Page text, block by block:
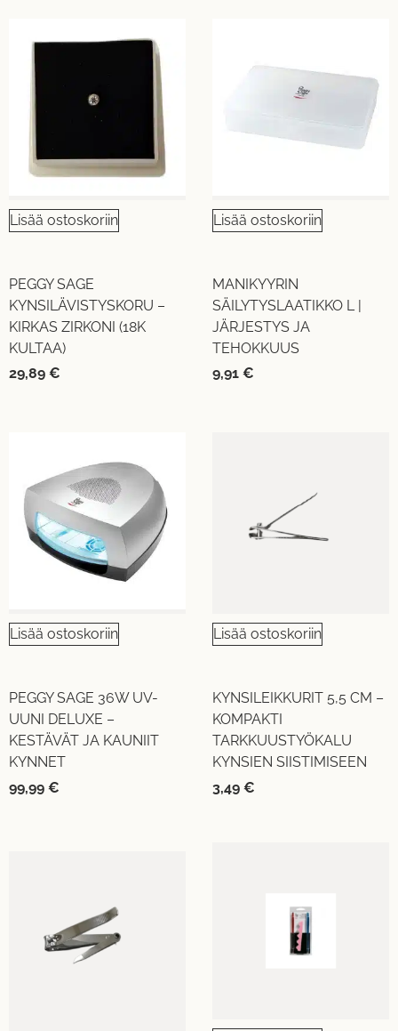
Lisää ostoskoriin
PEGGY SAGE
KYNSILÄVISTYSKORU –
KIRKAS ZIRKONI (18K
KULTAA)
29,89 €
Lisää ostoskoriin
MANIKYYRIN
SÄILYTYSLAATIKKO L |
JÄRJESTYS JA
TEHOKKUUS
9,91 €
Lisää ostoskoriin
PEGGY SAGE 36W UV-
UUNI DELUXE –
KESTÄVÄT JA KAUNIIT
KYNNET
99,99 €
Lisää ostoskoriin
KYNSILEIKKURIT 5,5 CM –
KOMPAKTI
TARKKUUSTYÖKALU
KYNSIEN SIISTIMISEEN
3,49 €